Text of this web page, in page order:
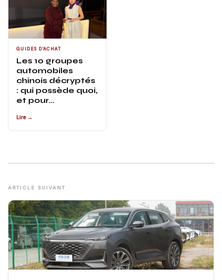
GUIDES D'ACHAT
Les 10 groupes
automobiles
chinois décryptés
: qui possède quoi,
et pour…
Lire →
ARTICLE SUIVANT